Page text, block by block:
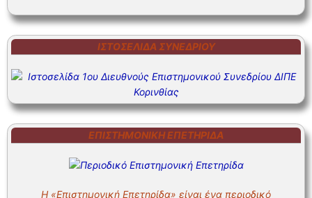
ΙΣΤΟΣΕΛΊΔΑ ΣΥΝΕΔΡΊΟΥ
ΕΠΙΣΤΗΜΟΝΙΚΗ ΕΠΕΤΗΡΙΔΑ
Η «Επιστημονική Επετηρίδα» είναι ένα περιοδικό